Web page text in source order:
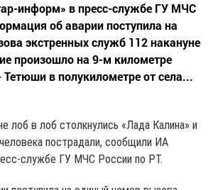
информ» в пресс-службе ГУ МЧС
об аварии поступила на
экстренных служб 112 накануне
произошло на 9-м километре
в полукилометре от села...
лоб в лоб столкнулись «Лада Калина» и
пострадали, сообщили ИА
службе ГУ МЧС России по РТ.